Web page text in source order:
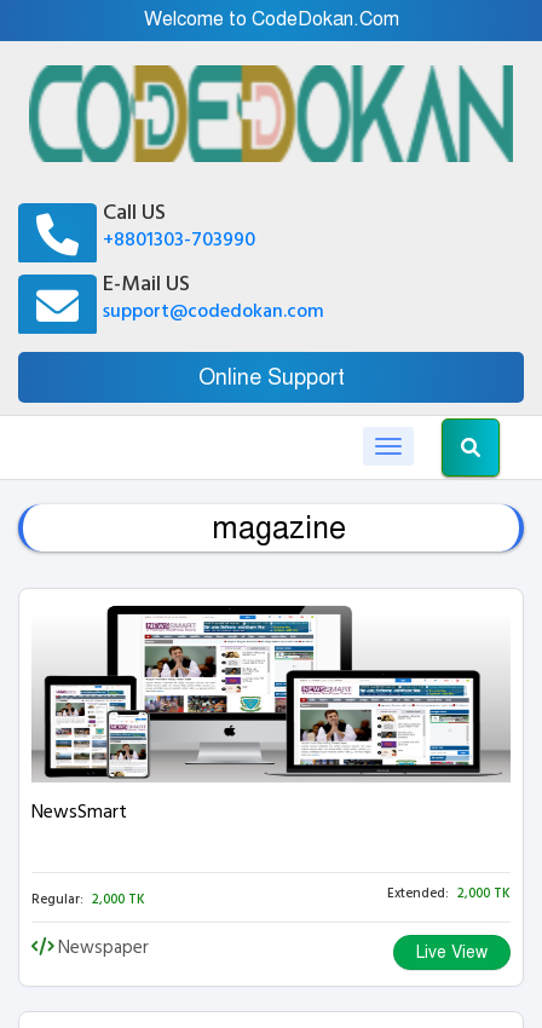
Welcome to CodeDokan.Com
Call US
+8801303-703990
E-Mail US
support@codedokan.com
Online Support
Toggle navigation
magazine
NewsSmart
Regular: 2,000 TK Extended: 2,000 TK
Newspaper Live View